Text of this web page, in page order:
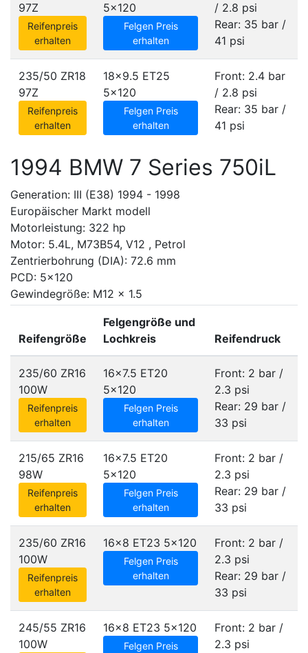
97Z
Reifenpreis
erhalten
5x120
Felgen Preis
erhalten
/ 2.8 psi
Rear: 35 bar /
41 psi
235/50 ZR18
97Z
Reifenpreis
erhalten
18x9.5 ET25
5x120
Felgen Preis
erhalten
Front: 2.4 bar
/ 2.8 psi
Rear: 35 bar /
41 psi
1994 BMW 7 Series 750iL
Generation: III (E38) 1994 - 1998
Europäischer Markt modell
Motorleistung: 322 hp
Motor: 5.4L, M73B54, V12 , Petrol
Zentrierbohrung (DIA): 72.6 mm
PCD: 5x120
Gewindegröße: M12 x 1.5
Reifengröße
Felgengröße und
Lochkreis
Reifendruck
235/60 ZR16
100W
Reifenpreis
erhalten
16x7.5 ET20
5x120
Felgen Preis
erhalten
Front: 2 bar /
2.3 psi
Rear: 29 bar /
33 psi
215/65 ZR16
98W
Reifenpreis
erhalten
16x7.5 ET20
5x120
Felgen Preis
erhalten
Front: 2 bar /
2.3 psi
Rear: 29 bar /
33 psi
235/60 ZR16
100W
Reifenpreis
erhalten
16x8 ET23 5x120
Felgen Preis
erhalten
Front: 2 bar /
2.3 psi
Rear: 29 bar /
33 psi
245/55 ZR16
100W
16x8 ET23 5x120
Felgen Preis
Front: 2 bar /
2.3 psi